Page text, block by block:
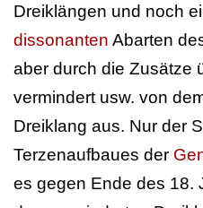
Dreiklängen und noch
dissonanten Abarten
aber durch die Zusätze
vermindert usw. von
Dreiklang aus. Nur der
Terzenaufbaues der
es gegen Ende des 18.